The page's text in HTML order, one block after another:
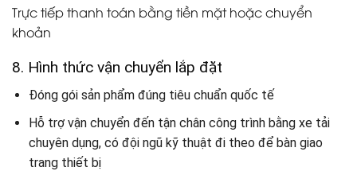
Trực tiếp thanh toán bằng tiền mặt hoặc chuyển
khoản
8. Hình thức vận chuyển lắp đặt
Đóng gói sản phẩm đúng tiêu chuẩn quốc tế
Hỗ trợ vận chuyển đến tận chân công trình bằng xe tải
chuyên dụng, có đội ngũ kỹ thuật đi theo để bàn giao
trang thiết bị